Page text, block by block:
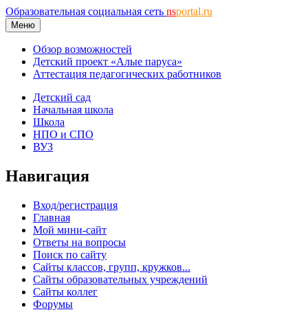
Образовательная социальная сеть nsportal.ru
Меню
Обзор возможностей
Детский проект «Алые паруса»
Аттестация педагогических работников
Детский сад
Начальная школа
Школа
НПО и СПО
ВУЗ
Навигация
Вход/регистрация
Главная
Мой мини-сайт
Ответы на вопросы
Поиск по сайту
Сайты классов, групп, кружков...
Сайты образовательных учреждений
Сайты коллег
Форумы